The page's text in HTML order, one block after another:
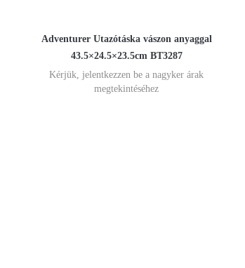
Adventurer Utazótáska vászon anyaggal
43.5×24.5×23.5cm BT3287
Kérjük, jelentkezzen be a nagyker árak
megtekintéséhez